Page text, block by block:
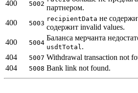
400 5002 партнером.
400
5003
recipientData не
содержит invalid values.
400
5004
Баланса мерчанта
usdtTotal.
404
5007 Withdrawal transaction not
404
5008 Bank link not found.